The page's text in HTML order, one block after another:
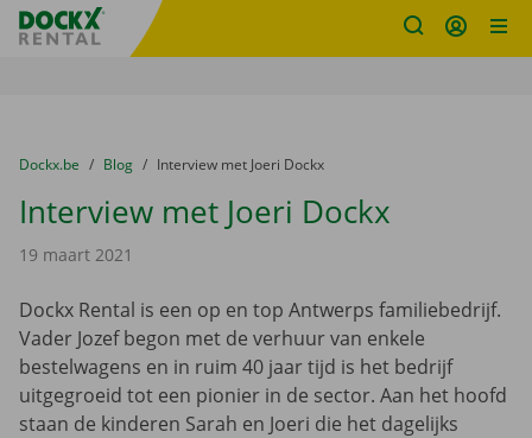
Fratello DEMO
U bevindt zich hier:
van
Dockx.be naar
Blog naar
Interview met Joeri Dockx
Interview met Joeri Dockx
19 maart 2021
Dockx Rental is een op en top Antwerps familiebedrijf.
Vader Jozef begon met de verhuur van enkele
bestelwagens en in ruim 40 jaar tijd is het bedrijf
uitgegroeid tot een pionier in de sector. Aan het hoofd
staan de kinderen Sarah en Joeri die het dagelijks